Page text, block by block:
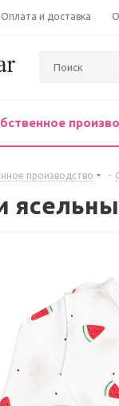
Оплата и доставка
производство -